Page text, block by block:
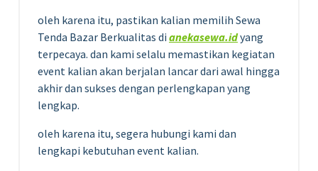
oleh karena itu, pastikan kalian memilih Sewa
Tenda Bazar Berkualitas di anekasewa.idyang
terpecaya. dan kami selalu memastikan kegiatan
event kalian akan berjalan lancar dari awal hingga
akhir dan sukses dengan perlengkapan yang
lengkap.
oleh karena itu, segera hubungi kami dan
lengkapi kebutuhan event kalian.